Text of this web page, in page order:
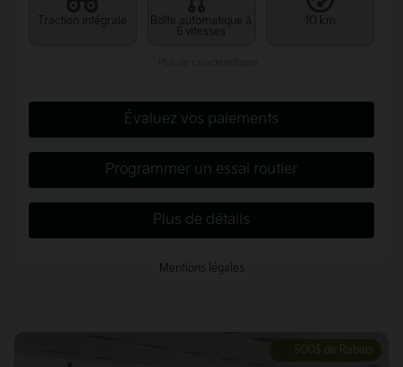
Traction intégrale
Boîte automatique à
6 vitesses
10 km
Évaluez vos paiements
Programmer un essai routier
Plus de détails
Mentions légales
500$ de Rabais